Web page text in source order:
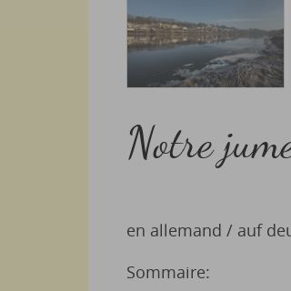
Notre
en allemand / auf
Sommaire: